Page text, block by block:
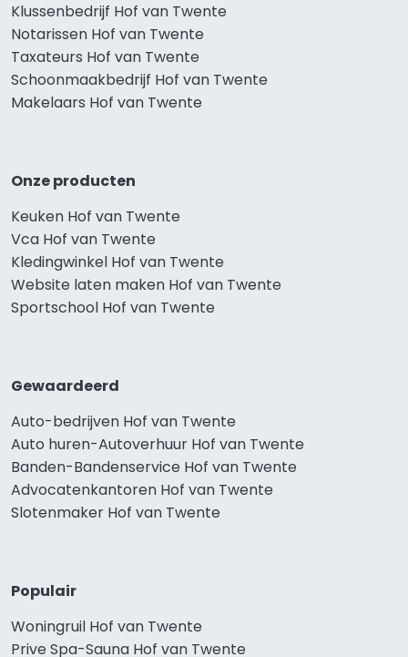
Klussenbedrijf Hof van Twente
Notarissen Hof van Twente
Taxateurs Hof van Twente
Schoonmaakbedrijf Hof van Twente
Makelaars Hof van Twente
Onze producten
Keuken Hof van Twente
Vca Hof van Twente
Kledingwinkel Hof van Twente
Website laten maken Hof van Twente
Sportschool Hof van Twente
Gewaardeerd
Auto-bedrijven Hof van Twente
Auto huren-Autoverhuur Hof van Twente
Banden-Bandenservice Hof van Twente
Advocatenkantoren Hof van Twente
Slotenmaker Hof van Twente
Populair
Woningruil Hof van Twente
Prive Spa-Sauna Hof van Twente